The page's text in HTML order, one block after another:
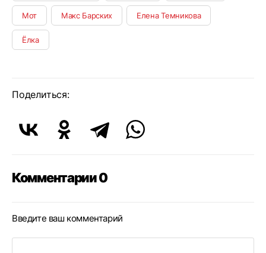
Мот Макс Барских Елена Темникова
Ёлка
Поделиться:
Комментарии 0
Введите ваш комментарий